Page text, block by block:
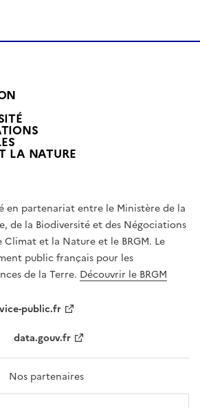
LA NATUREL
T
É
,
É
G
A
L
F
A
T
R
en partenariat entre le Ministère de la
de la Biodiversité et des Négociations
et la Nature et le BRGM. Le
public français pour les
de la Terre. Découvrir le BRGM
public.fr
data.gouv.fr
Nos partenaires